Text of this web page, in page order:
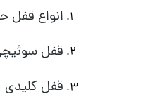
انواع قفل
قفل
قفل کلیدی